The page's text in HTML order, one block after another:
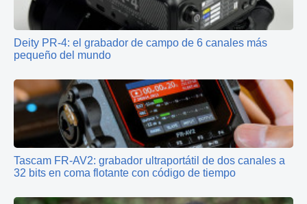
Deity PR‑4: el grabador de campo de 6 canales más
pequeño del mundo
Tascam FR-AV2: grabador ultraportátil de dos canales a
32 bits en coma flotante con código de tiempo